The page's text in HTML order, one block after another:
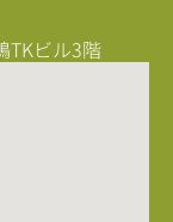
TKビル3階